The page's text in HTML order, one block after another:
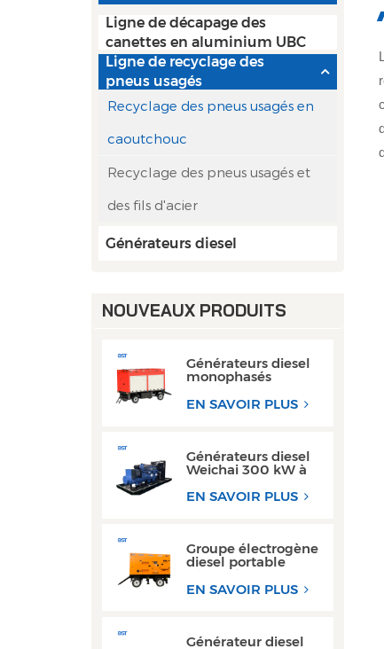
Ligne de décapage des
canettes en aluminium UBC
Ligne de recyclage des
pneus usagés
Recyclage des pneus usagés en
caoutchouc
Recyclage des pneus usagés et
des fils d'acier
Générateurs diesel
NOUVEAUX PRODUITS
Générateurs diesel
monophasés
80 kW AC avec
EN SAVOIR PLUS
Générateurs diesel
Weichai 300 kW à
les opérations de
EN SAVOIR PLUS
Groupe électrogène
diesel portable
triphasé super
silencieux de type
EN SAVOIR PLUS
Générateur diesel